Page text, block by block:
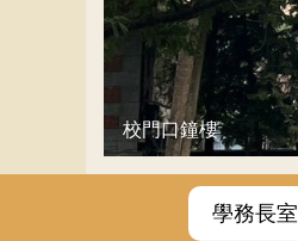
校門口鐘樓
學務長室